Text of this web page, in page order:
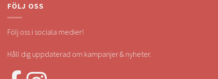
FÖLJ OSS
Följ oss i sociala medier!
Håll dig uppdaterad om kampanjer & nyheter.